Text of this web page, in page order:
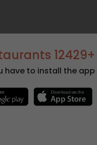
+12429 Restaurants
have to install the app.